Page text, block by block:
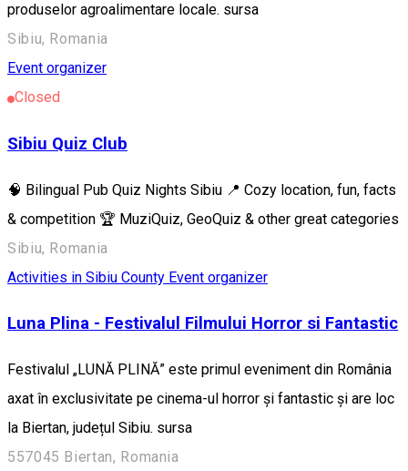
produselor agroalimentare locale. sursa
Sibiu, Romania
Event organizer
Closed
Sibiu Quiz Club
🧠 Bilingual Pub Quiz Nights Sibiu 📍 Cozy location, fun, facts
& competition 🏆 MuziQuiz, GeoQuiz & other great categories
Sibiu, Romania
Activities in Sibiu County Event organizer
Luna Plina - Festivalul Filmului Horror si Fantastic
Festivalul „LUNĂ PLINĂ” este primul eveniment din România
axat în exclusivitate pe cinema-ul horror și fantastic și are loc
la Biertan, județul Sibiu. sursa
557045 Biertan, Romania